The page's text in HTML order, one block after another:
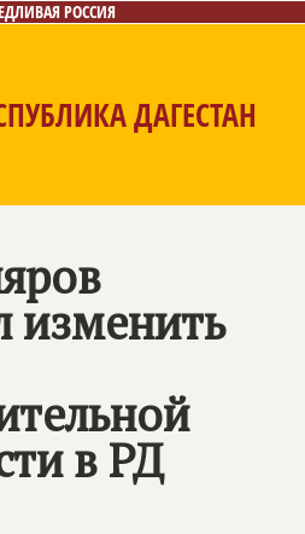
РОССИЯ
ДАГЕСТАН
изменить
в РД